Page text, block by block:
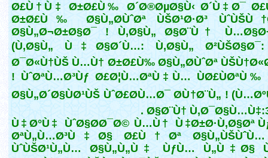
Ø£Ù†Ù‡ Ø±Ø£Ù‰ Ø´Ø®ØµØ§Ù‹ Ø´Ù‡Ø¯
Ø±Ø£Ù‰ Ø§Ù„Ø­ÙˆØª ÙŠØ¹Ø·Ø³
Ø§Ù„Ø¬Ø±Ø§Ø¯ ! Ù‚Ø§Ù„ Ø§Ø¨Ù†
(Ù‚Ø§Ù„ Ù‡Ø§Ø´Ù…: Ù‚Ø§Ù„
Ø¯Ø«Ù†ÙŠ Ù…Ù† Ø±Ø£Ù‰ Ø§Ù„Ø­ÙˆØª
! ÙˆØªÙ…Ø³Ùƒ Ø£Ø¦Ù…ØªÙ‡Ù… ÙØ£ÙØªÙ‰
Ø§Ù„Ø´Ø§ÙØ¹ÙŠ ÙˆØ£Ø­Ù…Ø¯ Ø­Ù†Ø¨Ù„ !
Ø§Ø¨Ù†
Ù‡Ø°Ù‡ ÙˆØ§Ø­Ø¯Ø© Ù…Ù† Ù‡Ø±Ø·Ù‚Ø§Øª
ØªÙ„Ù…Ø³Ù‡Ø§ Ø£Ù†Øª
ÙˆÙŠØ¹Ù„Ù… Ø§Ù„Ù„Ù‡ ÙƒÙ… Ù„Ù‡Ø§